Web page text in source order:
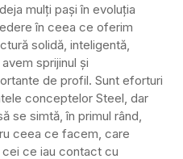
mulți pași în evoluția
în ceea ce oferim
solidă, inteligentă,
sprijinul și
de profil. Sunt eforturi
conceptelor Steel, dar
se simtă, în primul rând,
ceea ce facem, care
ce iau contact cu